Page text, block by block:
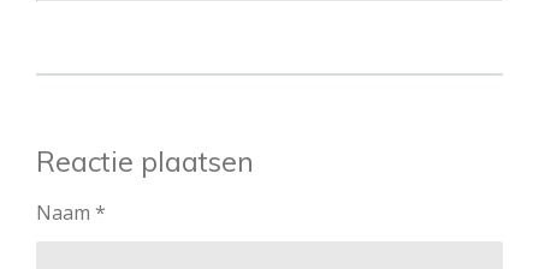
Reactie plaatsen
Naam *